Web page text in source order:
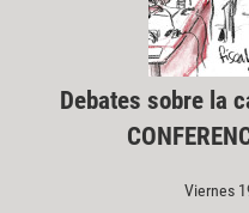
Debates sobre la
Viernes